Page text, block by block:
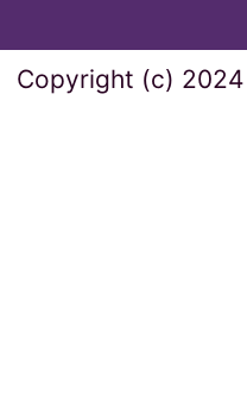
Copyright (c) 2024